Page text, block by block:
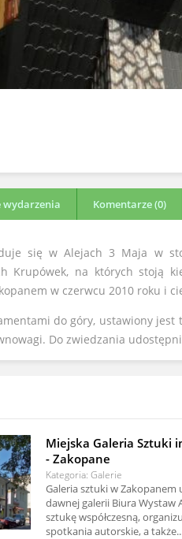
wydarzenia Komentarze (0)
się w Alejach 3 Maja w
Krupówek, na których stoją
w czerwcu 2010 roku i
do góry, ustawiony
Do zwiedzania
Miejska Galeria Sztuki
- Zakopane
Kategoria: Galerie
Galeria sztuki w Zakopanem
dawnej galerii Biura Wystaw
sztukę współczesną,
spotkania autorskie, a